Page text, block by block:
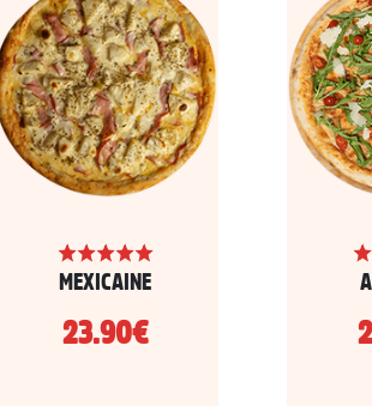
MEXICAINE
23.90€